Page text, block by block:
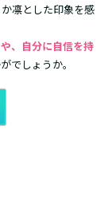
凛とした印象を感
、自分に自信を持
でしょうか。